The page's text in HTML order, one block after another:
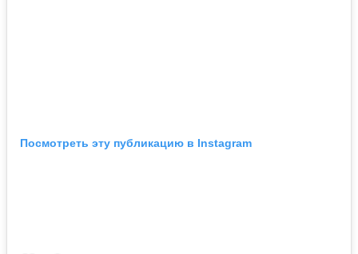
Посмотреть эту публикацию в Instagram